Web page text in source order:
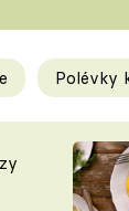
Polévky